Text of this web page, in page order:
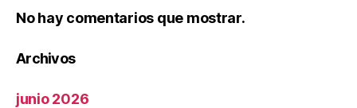
No hay comentarios que mostrar.
Archivos
junio 2026